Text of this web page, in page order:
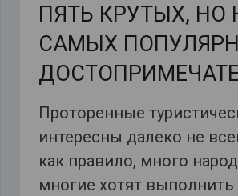
ПЯТЬ КРУТЫХ, НО
САМЫХ
Проторенные
интересны далеко не
как правило, много
многие хотят выполнить